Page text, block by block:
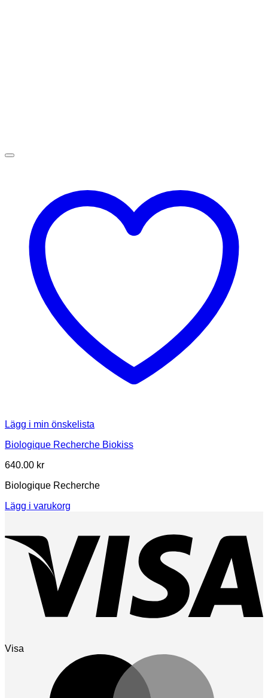
Lägg i min önskelista
Biologique Recherche Biokiss
640.00 kr
Biologique Recherche
Lägg i varukorg
Visa